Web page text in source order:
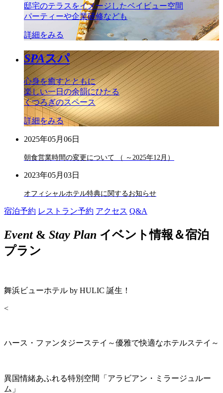
邸宅のテラスをイメージしたベイビュー空間
パーティーや企業研修なども
詳細をみる
SPAスパ
心身を癒すとともに
楽しい一日の余韻にひたる
くつろぎのスペース
詳細をみる
2025年05月06日
朝食営業時間の変更について （ ～2025年12月）
2023年05月03日
オフィシャルホテル特典に関するお知らせ
宿泊予約 レストラン予約 アクセス Q&A
Event& Stay Plan イベント情報＆宿泊
プラン
舞浜ビューホテル by HULIC 誕生！
<
ハース・ファンタジーステイ～優雅で快適なホテルステイ～
異国情緒あふれる特別空間「アラビアン・ミラージュルー
ム」